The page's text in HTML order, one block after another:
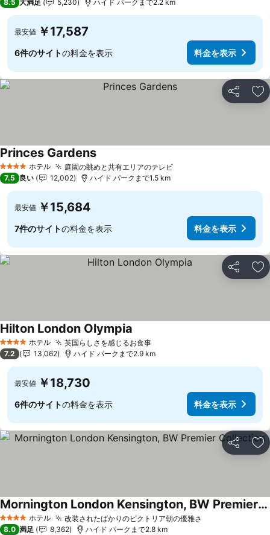
8.5 大満足 5,230 ハイド パークまで2.2 km
最安値 ￥17,587
6件のサイトの料金を表示 料金を表示
シェア お
4 ホテルのランク
ホテル 庭園の眺めと共有エリアのテレビ
Princes Gardens
7.5 良い 12,002 ハイド パークまで1.5 km
最安値 ￥15,684
7件のサイトの料金を表示 料金を表示
シェア お
4 ホテルのランク
ホテル 英国らしさを感じるお食事
Hilton London Olympia
7.2 13,062 ハイド パークまで2.9 km
最安値 ￥18,730
6件のサイトの料金を表示 料金を表示
シェア お
4 ホテルのランク
ホテル 改装されたばかりのビクトリア朝の優雅さ
Mornington London Kensington, BW Premier Collection
8.0 満足 8,362 ハイド パークまで2.8 km